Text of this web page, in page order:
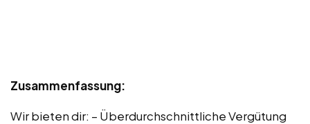
Zusammenfassung:
Wir bieten dir: – Überdurchschnittliche Vergütung